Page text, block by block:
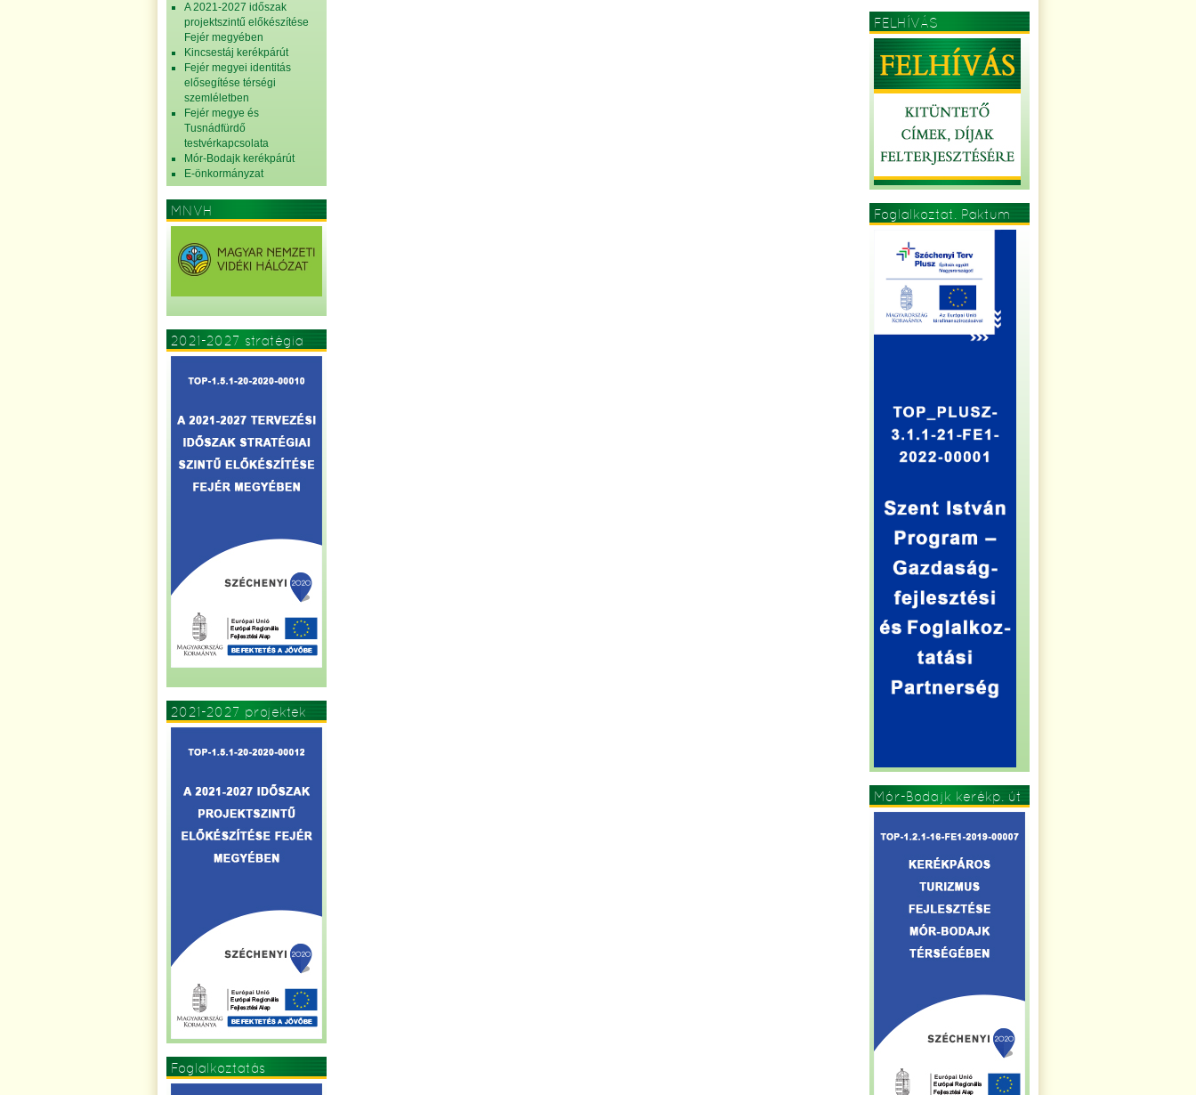
A 2021-2027 időszak
projektszintű előkészítése
Fejér megyében
Kincsestáj kerékpárút
Fejér megyei identitás
elősegítése térségi
szemléletben
Fejér megye és
Tusnádfürdő
testvérkapcsolata
Mór-Bodajk kerékpárút
E-önkormányzat
MNVH
2021-2027 stratégia
2021-2027 projektek
Foglalkoztatás
FELHÍVÁS
Foglalkoztat. Paktum
Mór-Bodajk kerékp. út